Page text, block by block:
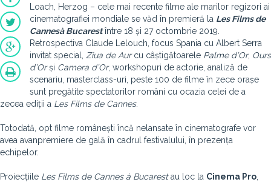
Loach, Herzog – cele mai recente filme ale marilor regizori ai
cinematografiei mondiale se văd în premieră la Les Films de
Cannesà Bucarestîntre 18 și 27 octombrie 2019.
Retrospectiva Claude Lelouch, focus Spania cu Albert Serra
invitat special, Ziua de Aurcu câștigătoarele Palme d’Or, Ours
d’Orși Camera d’Or, workshopuri de actorie, analiză de
scenariu, masterclass-uri, peste 100 de filme în zece orașe
sunt pregătite spectatorilor români cu ocazia celei de a
zecea ediții a Les Films de Cannes.
Totodată, opt filme românești încă nelansate în cinematografe vor
avea avanpremiere de gală în cadrul festivalului, în prezența
echipelor.
Proiecțiile Les Films de Cannes à Bucarestau loc la Cinema Pro